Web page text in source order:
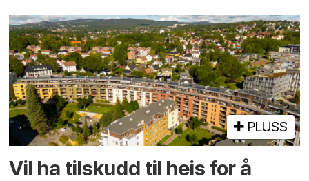
PLUSS
Vil ha tilskudd til heis for å